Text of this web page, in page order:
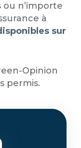
ou n’importe
à
sur
Opinion
permis.